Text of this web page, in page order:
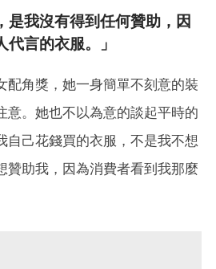
是我沒有得到任何贊助，因
言的衣服。」
配角獎，她一身簡單不刻意的裝
意。她也不以為意的談起平時的
自己花錢買的衣服，不是我不想
贊助我，因為消費者看到我那麼